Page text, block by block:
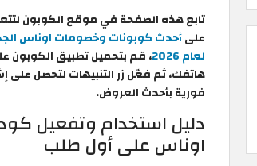
تابع هذه الصفحة في موقع الكوبون
علىأحدث كوبونات وخصومات اوناس
لعام 2026
، قم بتحميل تطبيق الكوبون
هاتفك، ثم فعّل زر التنبيهات لتحصل على
فورية بأحدث العروض.
دليل استخدام وتفعيل
اوناس على أول طلب